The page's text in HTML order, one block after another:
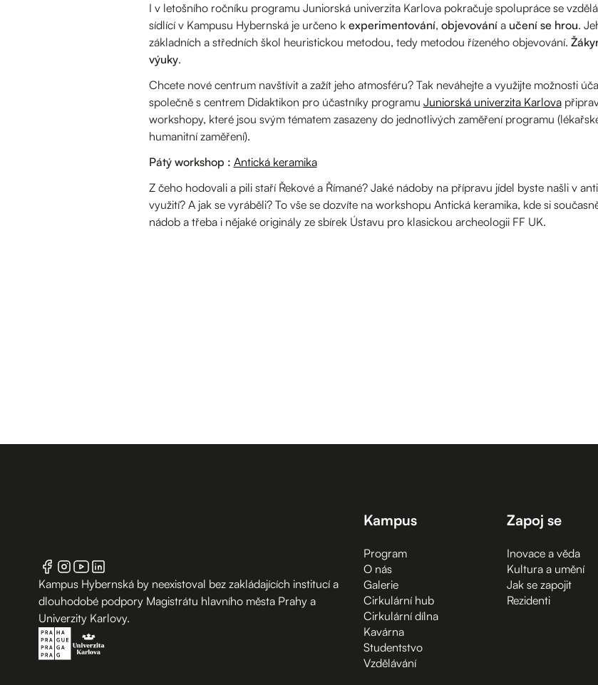
I v letošního ročníku programu Juniorská univerzita Karlova pokračuje spolupráce se
sídlící v Kampusu Hybernská je určeno k experimentování, objevovánía učení se hrou.
základních a středních škol heuristickou metodou, tedy metodou řízeného objevování.
výuky.
Chcete nové centrum navštívit a zažít jeho atmosféru? Tak neváhejte a využijte možnosti
společně s centrem Didaktikon pro účastníky programu Juniorská univerzita Karlova
workshopy, které jsou svým tématem zasazeny do jednotlivých zaměření programu
humanitní zaměření).
Pátý workshop : Antická keramika
Z čeho hodovali a pili staří Řekové a Římané? Jaké nádoby na přípravu jídel byste našli v
využití? A jak se vyráběli? To vše se dozvíte na workshopu Antická keramika, kde si
nádob a třeba i nějaké originály ze sbírek Ústavu pro klasickou archeologii FF UK.
Kampus Hybernská by neexistoval bez zakládajících institucí a
dlouhodobé podpory Magistrátu hlavního města Prahy a
Univerzity Karlovy.
Kampus
Program
O nás
Galerie
Cirkulární hub
Cirkulární dílna
Kavárna
Studentstvo
Vzdělávání
Zapoj se
Inovace a věda
Kultura a umění
Jak se zapojit
Rezidenti